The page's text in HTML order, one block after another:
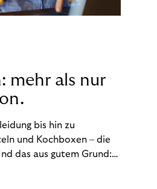
mehr als nur
bis hin zu
und Kochboxen – die
das aus gutem Grund:
es uns, Produkte und